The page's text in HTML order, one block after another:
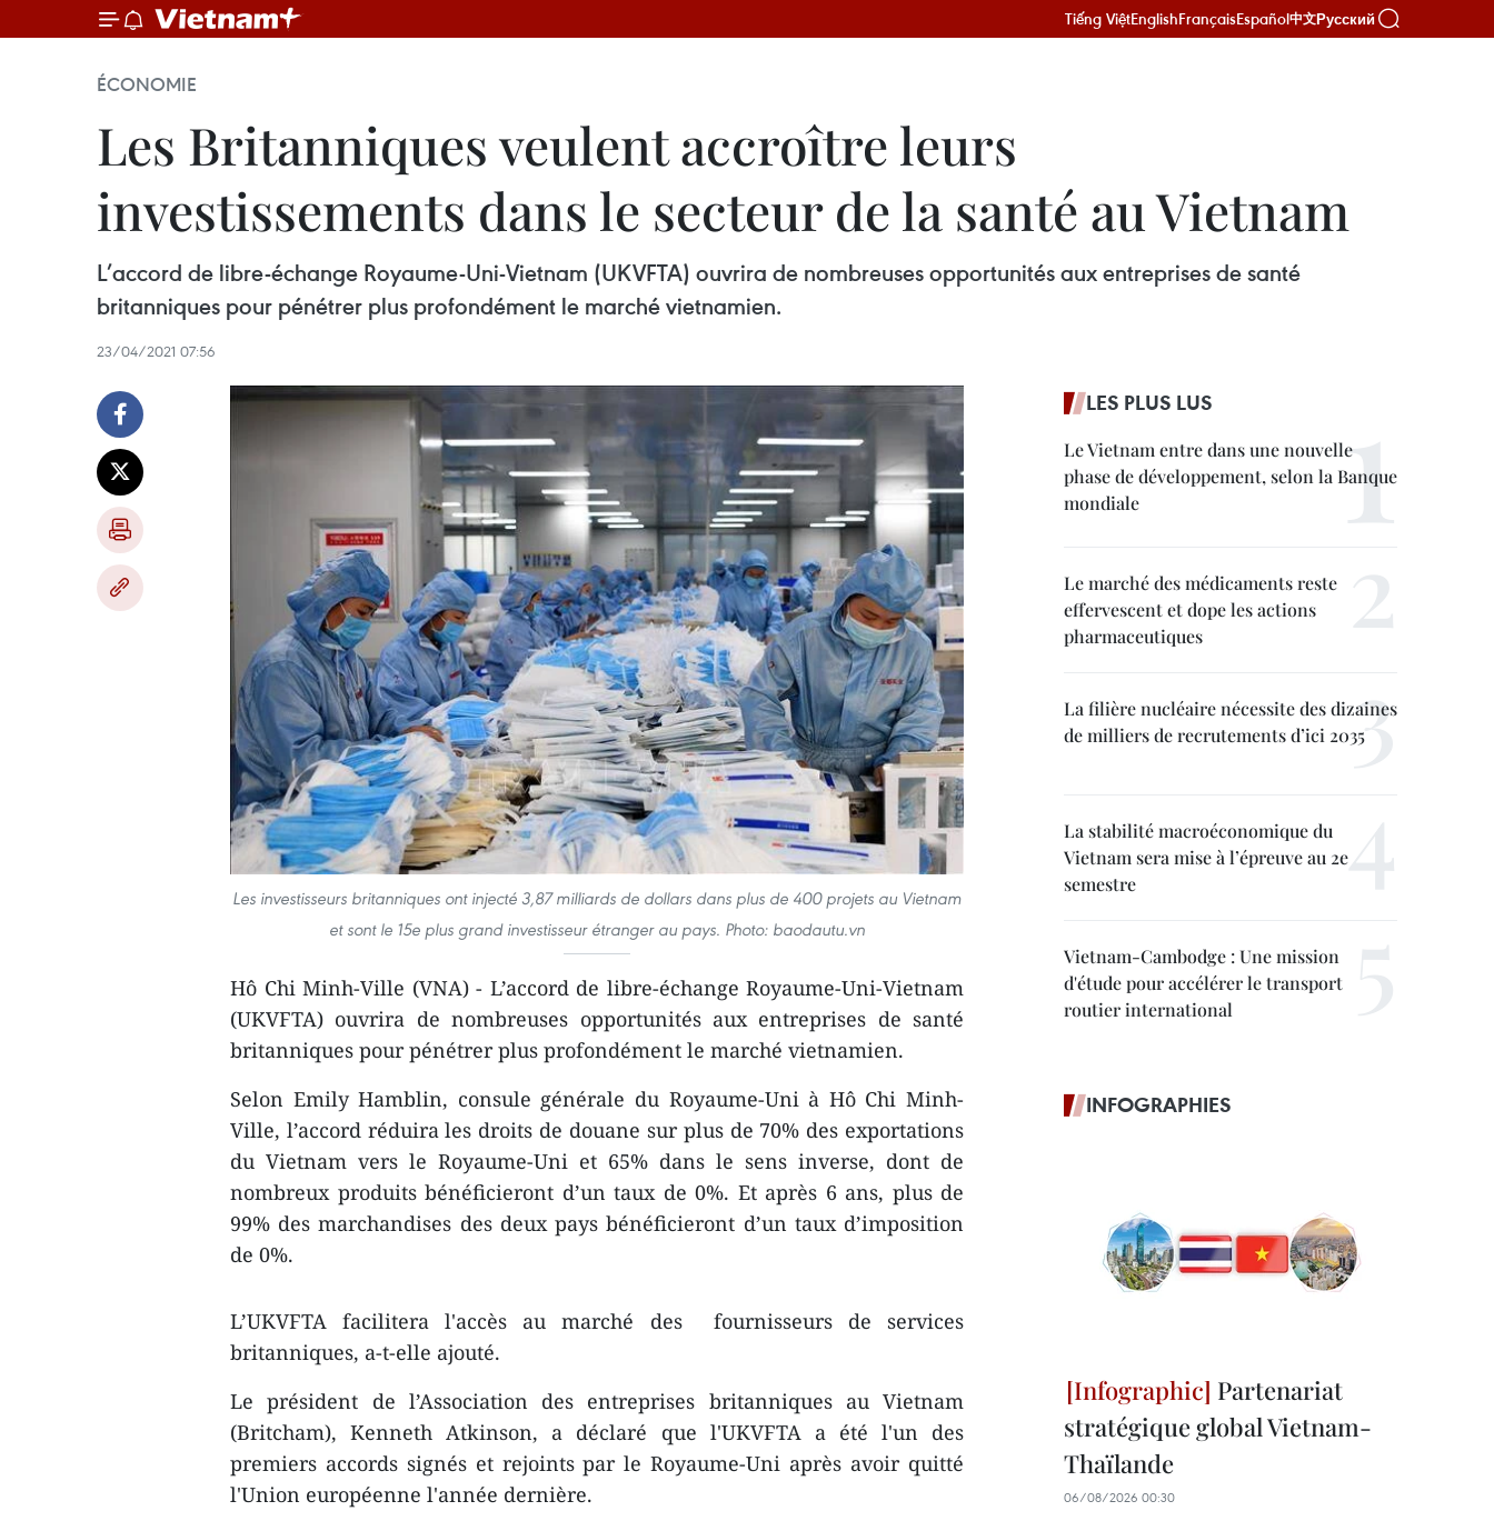
Tiếng ViệtEnglishFrançaisEspañol中文Русский
ÉCONOMIE
Les Britanniques veulent accroître leurs
investissements dans le secteur de la santé au Vietnam
L’accord de libre-échange Royaume-Uni-Vietnam (UKVFTA) ouvrira de nombreuses opportunités aux entreprises de santé
britanniques pour pénétrer plus profondément le marché vietnamien.
23/04/2021 07:56
Les investisseurs britanniques ont injecté 3,87 milliards de dollars dans plus de 400 projets au Vietnam
et sont le 15e plus grand investisseur étranger au pays. Photo: baodautu.vn
Hô Chi Minh-Ville (VNA) - L’accord de libre-échange Royaume-Uni-Vietnam
(UKVFTA) ouvrira de nombreuses opportunités aux entreprises de santé
britanniques pour pénétrer plus profondément le marché vietnamien.
Selon Emily Hamblin, consule générale du Royaume-Uni à Hô Chi Minh-
Ville, l’accord réduira les droits de douane sur plus de 70% des exportations
du Vietnam vers le Royaume-Uni et 65% dans le sens inverse, dont de
nombreux produits bénéficieront d’un taux de 0%. Et après 6 ans, plus de
99% des marchandises des deux pays bénéficieront d’un taux d’imposition
de 0%.
L’UKVFTA facilitera l'accès au marché des fournisseurs de services
britanniques, a-t-elle ajouté.
Le président de l’Association des entreprises britanniques au Vietnam
(Britcham), Kenneth Atkinson, a déclaré que l'UKVFTA a été l'un des
premiers accords signés et rejoints par le Royaume-Uni après avoir quitté
l'Union européenne l'année dernière.
LES PLUS LUS
Le Vietnam entre dans une nouvelle
phase de développement, selon la Banque
mondiale
Le marché des médicaments reste
effervescent et dope les actions
pharmaceutiques
La filière nucléaire nécessite des dizaines
de milliers de recrutements d’ici 2035
La stabilité macroéconomique du
Vietnam sera mise à l’épreuve au 2e
semestre
Vietnam-Cambodge : Une mission
d'étude pour accélérer le transport
routier international
INFOGRAPHIES
Partenariat
stratégique global Vietnam-
Thaïlande
06/08/2026 00:30